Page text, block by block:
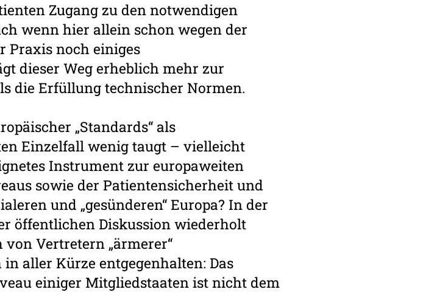
Zugang zu den notwendigen
wenn hier allein schon wegen der
Praxis noch einiges
dieser Weg erheblich mehr zur
die Erfüllung technischer Normen.
„Standards“ als
Einzelfall wenig taugt – vielleicht
Instrument zur europa­weiten
sowie der Patientensicherheit und
und „gesünderen“ Europa? In der
öffentlichen Diskussion wiederholt
Vertretern „ärmerer“
aller Kürze ent­gegenhalten: Das
einiger Mitgliedstaaten ist nicht dem